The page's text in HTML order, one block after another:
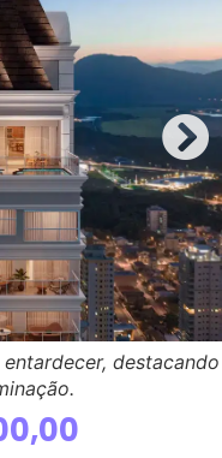
destacando